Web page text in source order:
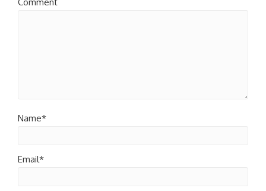
Name*
Email*